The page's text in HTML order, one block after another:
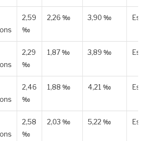
2,59
‰
2,26 ‰ 3,90 ‰
2,29
‰
1,87 ‰ 3,89 ‰
2,46
‰
1,88 ‰ 4,21 ‰
2,58
‰
2,03 ‰ 5,22 ‰